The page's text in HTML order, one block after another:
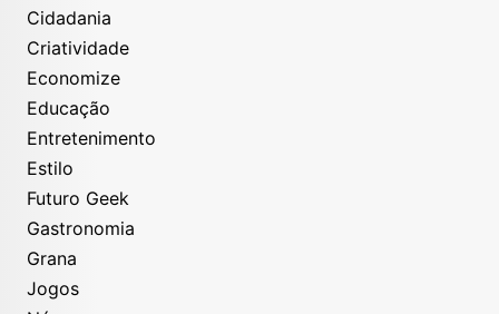
Cidadania
Criatividade
Economize
Educação
Entretenimento
Estilo
Futuro Geek
Gastronomia
Grana
Jogos